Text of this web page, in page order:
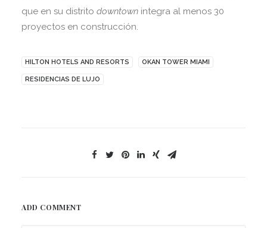
que en su distrito downtown integra al menos 30
proyectos en construcción.
HILTON HOTELS AND RESORTS OKAN TOWER MIAMI
RESIDENCIAS DE LUJO
ADD COMMENT